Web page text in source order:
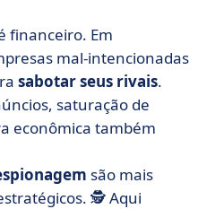
financeiro. Em
mal-intencionadas
sabotar seus rivais.
saturação de
econômica também
são mais
🕵️ Aqui